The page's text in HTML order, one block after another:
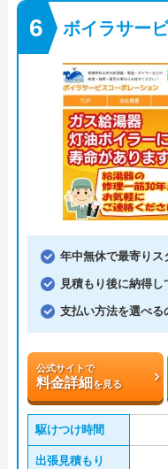
ボイラサー
年中無休で最寄りス
見積もり後に納得
支払い方法を選べる
公式サイトで
料金詳細を見る
駆けつけ時間
出張見積もり